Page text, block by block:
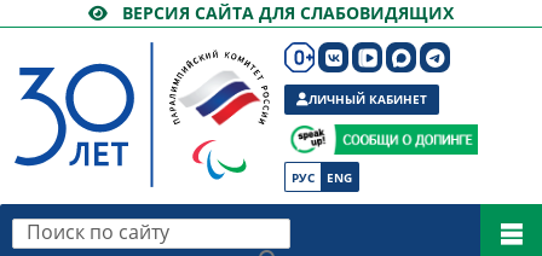
ВЕРСИЯ САЙТА ДЛЯ СЛАБОВИДЯЩИХ
РУС ENG
ЛИЧНЫЙ КАБИНЕТ
Поиск по сайту